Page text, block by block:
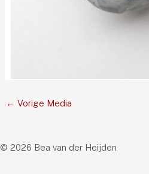
← Vorige Media
© 2026 Bea van der Heijden